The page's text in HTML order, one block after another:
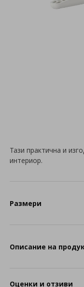
Тази практична и
интериор.
Размери
Описание на
Оценки и отзиви